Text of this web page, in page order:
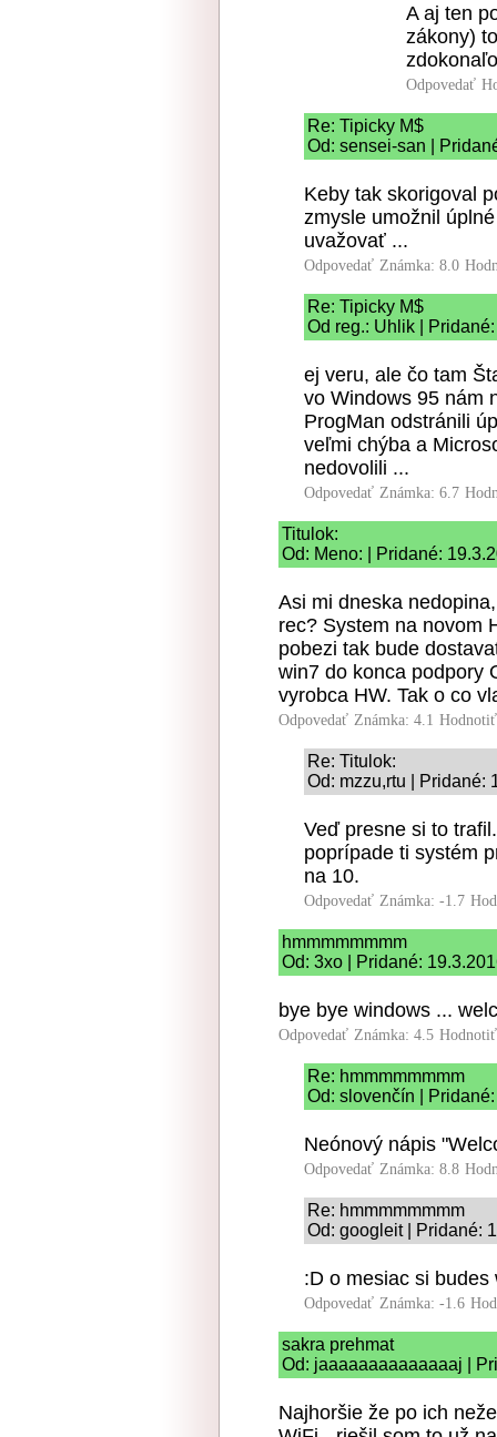
A aj ten
zákony)
Odpovedať
Re: Tipicky M$
Od: sensei-san |
Keby tak skorigoval
zmysle umožnil
uvažovať ...
Odpovedať Známka: 8.0
Re: Tipicky M$
Od reg.: Uhlik |
ej veru, ale čo tam
vo Windows 95 nám
ProgMan odstránili
veľmi chýba a
nedovolili ...
Odpovedať Známka: 6.7
Titulok:
Od: Meno: | Pridané:
Asi mi dneska
rec? System na novom
pobezi tak bude
win7 do konca podpory
vyrobca HW. Tak o co
Odpovedať Známka: 4.1
Re: Titulok:
Od: mzzu,rtu | Pridané:
Veď presne si to
poprípade ti systém
na 10.
Odpovedať Známka: -1.7
hmmmmmmmm
Od: 3xo | Pridané:
bye bye windows ...
Odpovedať Známka: 4.5
Re: hmmmmmmmm
Od: slovenčín |
Neónový nápis
Odpovedať Známka: 8.8
Re: hmmmmmmmm
Od: googleit | Pridané:
:D o mesiac si
Odpovedať Známka: -1.6
sakra prehmat
Od: jaaaaaaaaaaaaaaj |
Najhoršie že po ich